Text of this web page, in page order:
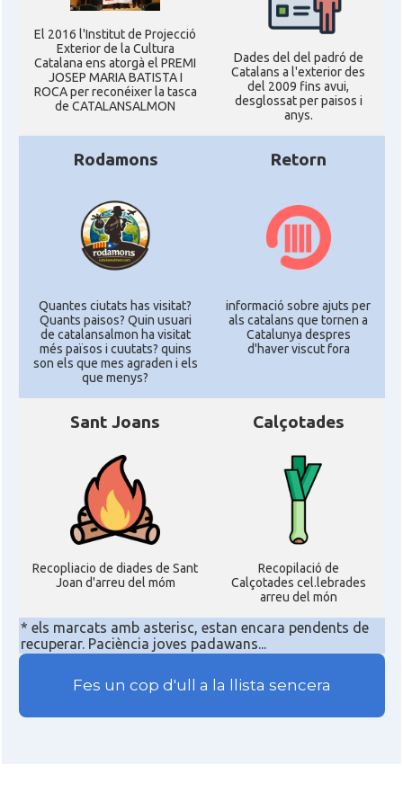
El 2016 l'Institut de Projecció
Exterior de la Cultura
Catalana ens atorgà el PREMI
JOSEP MARIA BATISTA I
ROCA per reconéixer la tasca
de CATALANSALMON
Dades del del padró de
Catalans a l'exterior des
del 2009 fins avui,
desglossat per paisos i
anys.
Rodamons
Quantes ciutats has visitat?
Quants paisos? Quin usuari
de catalansalmon ha visitat
més països i cuutats? quins
son els que mes agraden i els
que menys?
Retorn
informació sobre ajuts per
als catalans que tornen a
Catalunya despres
d'haver viscut fora
Sant Joans
Recopliacio de diades de Sant
Joan d'arreu del móm
Calçotades
Recopilació de
Calçotades cel.lebrades
arreu del món
* els marcats amb asterisc, estan encara pendents de
recuperar. Paciència joves padawans...
Fes un cop d'ull a la llista sencera